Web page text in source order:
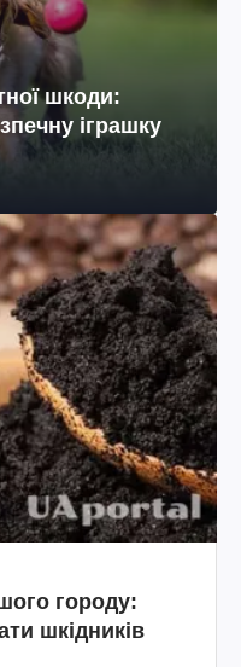
шкоди:
іграшку
городу:
шкідників